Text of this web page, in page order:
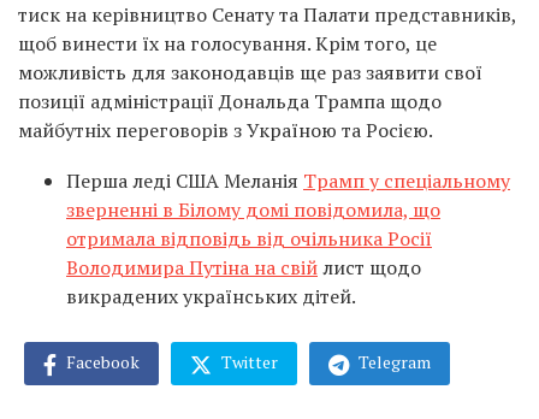
тиск на керівництво Сенату та Палати представників,
щоб винести їх на голосування. Крім того, це
можливість для законодавців ще раз заявити свої
позиції адміністрації Дональда Трампа щодо
майбутніх переговорів з Україною та Росією.
Перша леді США Меланія Трамп у спеціальному
зверненні в Білому домі повідомила, що
отримала відповідь від очільника Росії
Володимира Путіна на свійлист щодо
викрадених українських дітей.
Facebook Twitter Telegram